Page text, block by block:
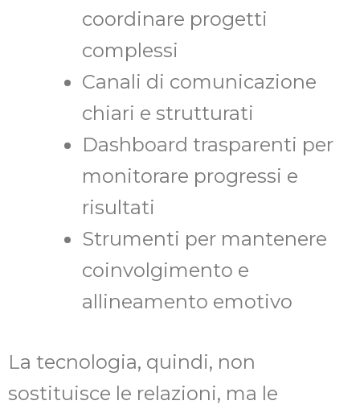
coordinare progetti
complessi
Canali di comunicazione
chiari e strutturati
Dashboard trasparenti per
monitorare progressi e
risultati
Strumenti per mantenere
coinvolgimento e
allineamento emotivo
La tecnologia, quindi, non
sostituisce le relazioni, ma le